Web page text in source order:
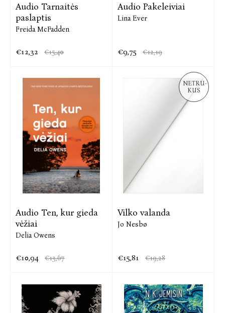
Audio Tarnaitės
paslaptis
Freida McFadden
€12,32 €15,40
Audio Pakeleiviai
Lina Ever
€9,75 €12,19
Audio Ten, kur gieda
vėžiai
Delia Owens
€10,94 €13,67
NETRU-
KUS
Vilko valanda
Jo Nesbø
€15,81 €19,28